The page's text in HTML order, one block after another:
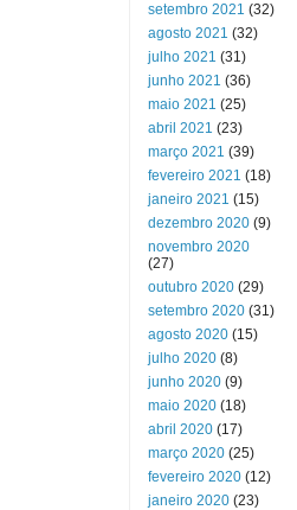
setembro 2021 (32)
agosto 2021 (32)
julho 2021 (31)
junho 2021 (36)
maio 2021 (25)
abril 2021 (23)
março 2021 (39)
fevereiro 2021 (18)
janeiro 2021 (15)
dezembro 2020 (9)
novembro 2020
(27)
outubro 2020 (29)
setembro 2020 (31)
agosto 2020 (15)
julho 2020 (8)
junho 2020 (9)
maio 2020 (18)
abril 2020 (17)
março 2020 (25)
fevereiro 2020 (12)
janeiro 2020 (23)